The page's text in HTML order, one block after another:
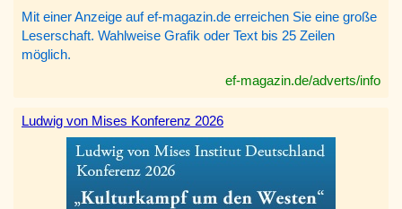
Mit einer Anzeige auf ef-magazin.de erreichen Sie eine große
Leserschaft. Wahlweise Grafik oder Text bis 25 Zeilen
möglich.
ef-magazin.de/adverts/info
Ludwig von Mises Konferenz 2026